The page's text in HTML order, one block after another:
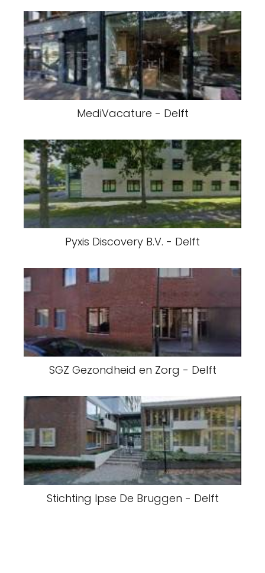
MediVacature - Delft
Pyxis Discovery B.V. - Delft
SGZ Gezondheid en Zorg - Delft
Stichting Ipse De Bruggen - Delft